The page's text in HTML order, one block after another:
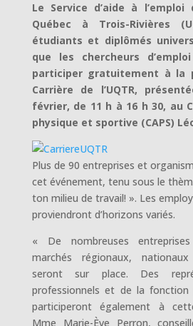
Le Service d’aide à l’emploi
Québec à Trois-Rivières
étudiants et diplômés
que les chercheurs
participer gratuitement à la
Carrière de l’UQTR,
février, de 11 h à 16 h 30, au
physique et sportive (CAPS)
Plus de 90 entreprises et
cet événement, tenu sous le
ton milieu de travail! ». Les
proviendront d’horizons variés.
« De nombreuses
marchés régionaux,
seront sur place. Des
professionnels et de la fonction
participeront également à
Mme Marie-Ève Perron,